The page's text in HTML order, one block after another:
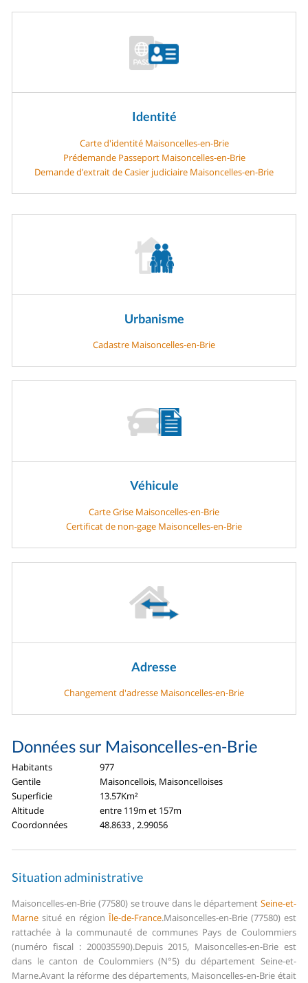
Identité
Carte d'identité Maisoncelles-en-Brie
Prédemande Passeport Maisoncelles-en-Brie
Demande d’extrait de Casier judiciaire Maisoncelles-en-Brie
Urbanisme
Cadastre Maisoncelles-en-Brie
Véhicule
Carte Grise Maisoncelles-en-Brie
Certificat de non-gage Maisoncelles-en-Brie
Adresse
Changement d'adresse Maisoncelles-en-Brie
Données sur Maisoncelles-en-Brie
Habitants
977
Gentile
Maisoncellois, Maisoncelloises
Superficie
13.57Km²
Altitude
entre 119m et 157m
Coordonnées
48.8633 , 2.99056
Situation administrative
Maisoncelles-en-Brie (77580) se trouve dans le département Seine-et-
Marne situé en région Île-de-France.Maisoncelles-en-Brie (77580) est
rattachée à la communauté de communes Pays de Coulommiers
(numéro fiscal : 200035590).Depuis 2015, Maisoncelles-en-Brie est
dans le canton de Coulommiers (N°5) du département Seine-et-
Marne.Avant la réforme des départements, Maisoncelles-en-Brie était